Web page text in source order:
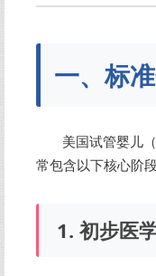
一、标
美国试管婴儿
常包含以下核心阶段
1. 初步医